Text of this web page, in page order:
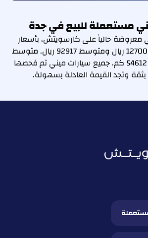
مستعملة للبيع في جدة
ميني معروضة حالياً على كارسويتش، بأسعار
تتراوح بين 56500 و127000 ريال ومتوسط 92917 ريال. متوسط
المسافة المقطوعة 54612 كم. جميع سيارات ميني تم فحصها
بثقة وتجد القيمة العادلة بسهولة.